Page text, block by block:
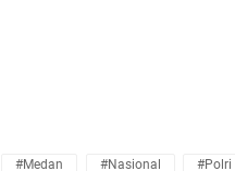
#Medan #Nasional #Polri